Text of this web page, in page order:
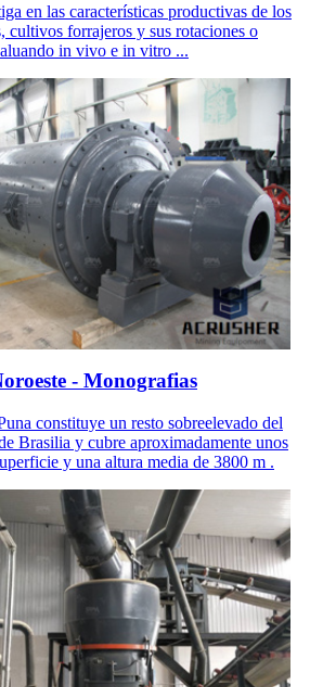
en las características productivas de los
cultivos forrajeros y sus rotaciones o
in vivo e in vitro ...
- Monografias
constituye un resto sobreelevado del
Brasilia y cubre aproximadamente unos
y una altura media de 3800 m .